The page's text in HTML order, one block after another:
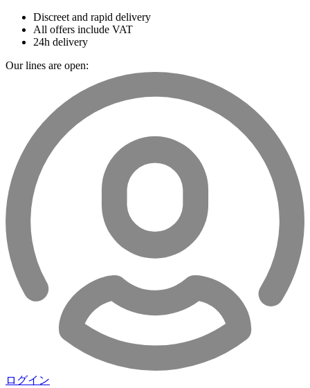
Discreet and rapid delivery
All offers include VAT
24h delivery
Our lines are open:
ログイン